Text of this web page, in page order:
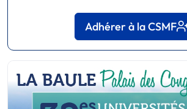
Adhérer à la CSMF